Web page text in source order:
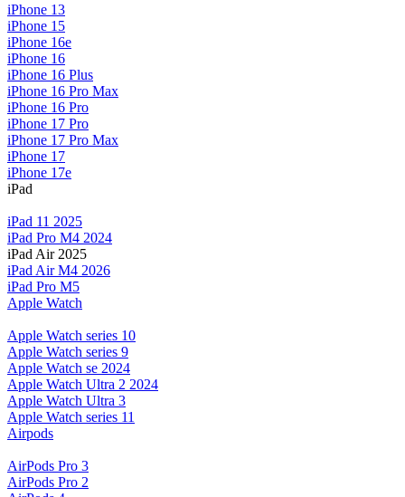
iPhone 13
iPhone 15
iPhone 16e
iPhone 16
iPhone 16 Plus
iPhone 16 Pro Max
iPhone 16 Pro
iPhone 17 Pro
iPhone 17 Pro Max
iPhone 17
iPhone 17e
iPad
iPad 11 2025
iPad Pro M4 2024
iPad Air 2025
iPad Air M4 2026
iPad Pro M5
Apple Watch
Apple Watch series 10
Apple Watch series 9
Apple Watch se 2024
Apple Watch Ultra 2 2024
Apple Watch Ultra 3
Apple Watch series 11
Airpods
AirPods Pro 3
AirPods Pro 2